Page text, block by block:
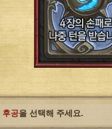
후공을 선택해 주세요.